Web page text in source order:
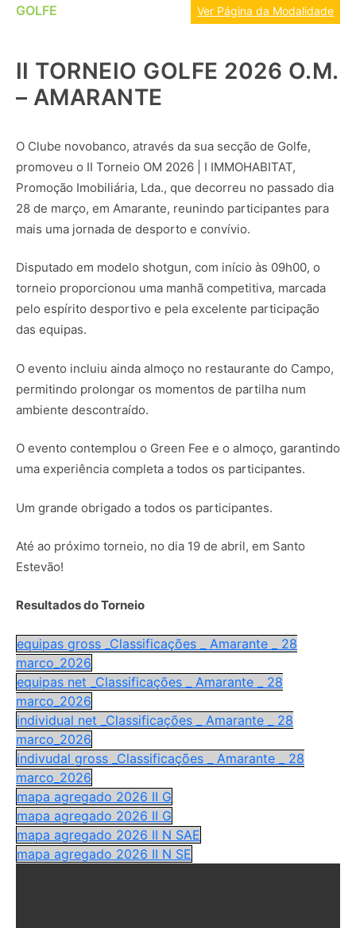
GOLFE Ver Página da Modalidade
II TORNEIO GOLFE 2026 O.M.
– AMARANTE
O Clube novobanco, através da sua secção de Golfe,
promoveu o II Torneio OM 2026 | I IMMOHABITAT,
Promoção Imobiliária, Lda., que decorreu no passado dia
28 de março, em Amarante, reunindo participantes para
mais uma jornada de desporto e convívio.
Disputado em modelo shotgun, com início às 09h00, o
torneio proporcionou uma manhã competitiva, marcada
pelo espírito desportivo e pela excelente participação
das equipas.
O evento incluiu ainda almoço no restaurante do Campo,
permitindo prolongar os momentos de partilha num
ambiente descontraído.
O evento contemplou o Green Fee e o almoço, garantindo
uma experiência completa a todos os participantes.
Um grande obrigado a todos os participantes.
Até ao próximo torneio, no dia 19 de abril, em Santo
Estevão!
Resultados do Torneio
equipas gross _Classificações _ Amarante _ 28
marco_2026
equipas net _Classificações _ Amarante _ 28
marco_2026
individual net _Classificações _ Amarante _ 28
marco_2026
indivudal gross _Classificações _ Amarante _ 28
marco_2026
mapa agregado 2026 II G
mapa agregado 2026 II G
mapa agregado 2026 II N SAE
mapa agregado 2026 II N SE